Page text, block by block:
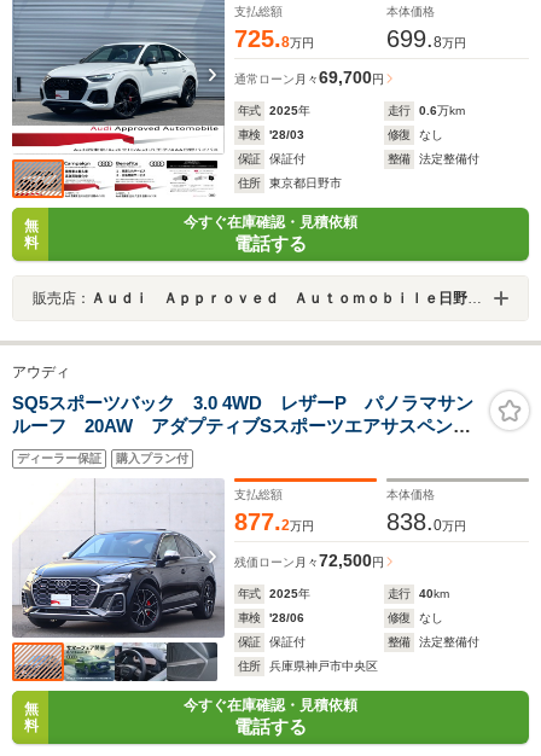
支払総額
725.8万円
本体価格
699.8万円
通常ローン 月々69,700円
年式 2025年 走行 0.6万km
車検
'28/03 修復
なし
保証
保証付 整備
法定整備付
住所
東京都日野市
無
料
今すぐ在庫確認・見積依頼
電話する
販売店： Ａｕｄｉ Ａｐｐｒｏｖｅｄ Ａｕｔｏｍｏｂｉｌｅ日野バイパス（株）ビジョナリング ビジョナグループ
アウディ
SQ5スポーツバック 3.0 4WD レザーP パノラマサン
ルーフ 20AW アダプティブSスポーツエアサスペンシ
ョン プライバシーガラス カラードブレーキキャリパ
ーレッド コンフォートP ステアリングヒーター
ディーラー保証 購入プラン付
支払総額
877.2万円
本体価格
838.0万円
残価ローン 月々72,500円
年式 2025年 走行 40km
車検
'28/06 修復
なし
保証
保証付 整備
法定整備付
住所
兵庫県神戸市中央区
無
料
今すぐ在庫確認・見積依頼
電話する